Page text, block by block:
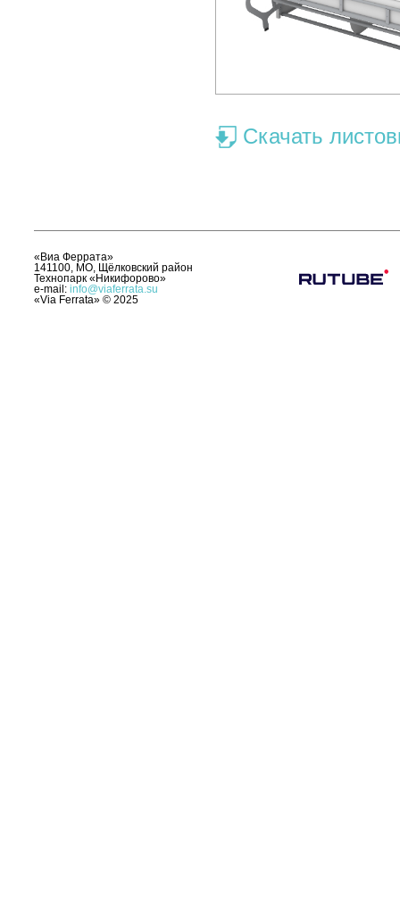
Скачать
«Виа Феррата»
141100, МО, Щёлковский район
Технопарк «Никифорово»
e-mail: info@viaferrata.su
«Via Ferrata» © 2025